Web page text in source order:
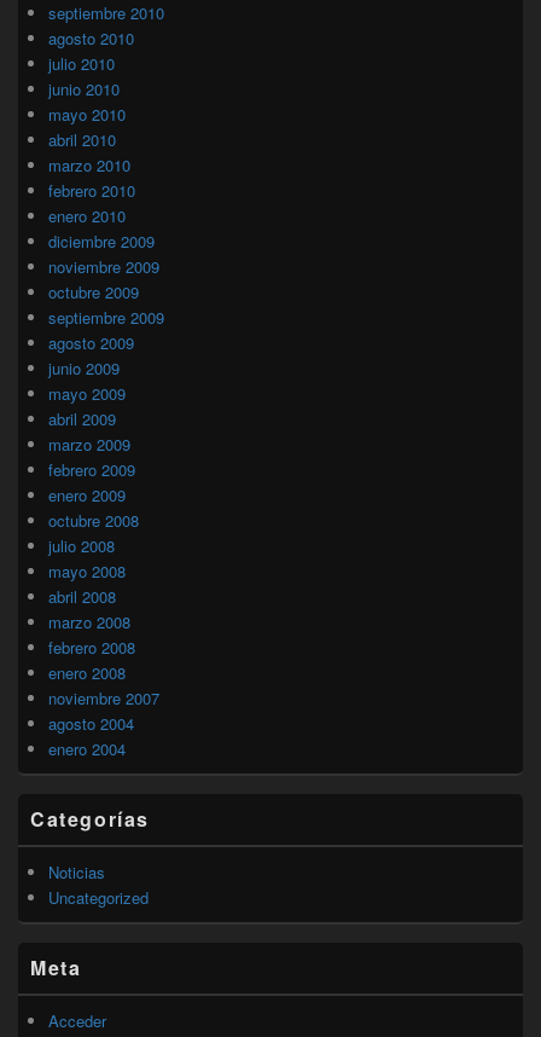
septiembre 2010
agosto 2010
julio 2010
junio 2010
mayo 2010
abril 2010
marzo 2010
febrero 2010
enero 2010
diciembre 2009
noviembre 2009
octubre 2009
septiembre 2009
agosto 2009
junio 2009
mayo 2009
abril 2009
marzo 2009
febrero 2009
enero 2009
octubre 2008
julio 2008
mayo 2008
abril 2008
marzo 2008
febrero 2008
enero 2008
noviembre 2007
agosto 2004
enero 2004
Categorías
Noticias
Uncategorized
Meta
Acceder